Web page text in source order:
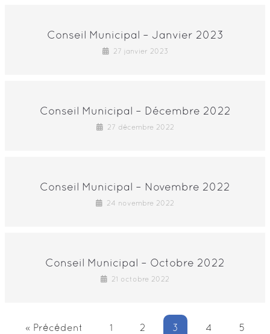
Conseil Municipal – Janvier 2023
27 janvier 2023
Conseil Municipal – Décembre 2022
27 décembre 2022
Conseil Municipal – Novembre 2022
24 novembre 2022
Conseil Municipal – Octobre 2022
21 octobre 2022
« Précédent 2 3 4 5